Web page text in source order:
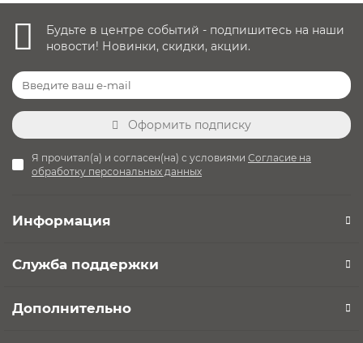
Будьте в центре событий - подпишитесь на наши
новости! Новинки, скидки, акции.
Оформить подписку
Я прочитал(а) и согласен(на) с условиями Согласие на
обработку персональных данных
Информация
Служба поддержки
Дополнительно